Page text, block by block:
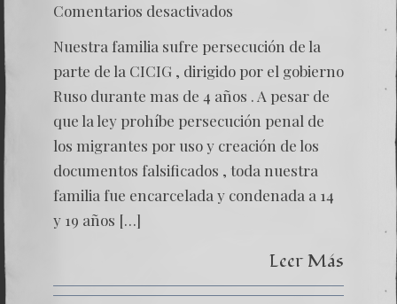
Comentarios desactivados
Bitkov
Nuestra familia sufre persecución de la
parte de la CICIG , dirigido por el gobierno
Ruso durante mas de 4 años . A pesar de
que la ley prohíbe persecución penal de
los migrantes por uso y creación de los
documentos falsificados , toda nuestra
familia fue encarcelada y condenada a 14
y 19 años […]
Leer Más